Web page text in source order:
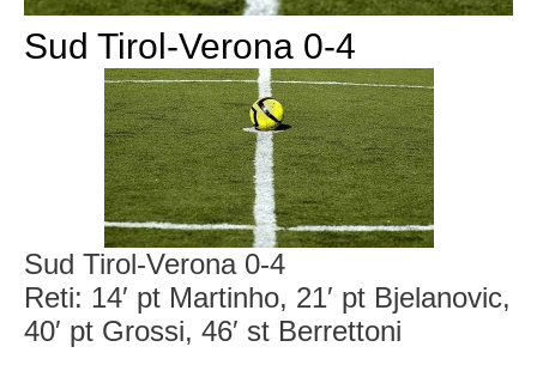
Sud Tirol-Verona 0-4
Sud Tirol-Verona 0-4
Reti: 14′ pt Martinho, 21′ pt Bjelanovic,
40′ pt Grossi, 46′ st Berrettoni